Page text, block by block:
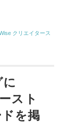
クリエイタース
スト
を掲